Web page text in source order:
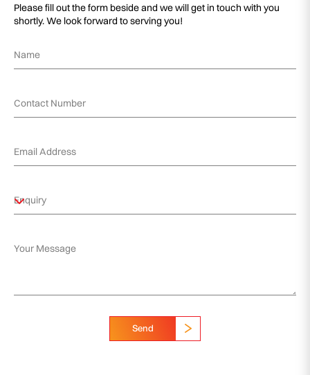
Please fill out the form beside and we will get in touch with you
shortly. We look forward to serving you!
Send